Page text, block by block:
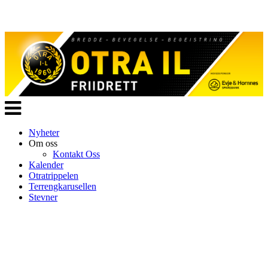
Veksle
navigasjon
Nyheter
Om oss
Kontakt Oss
Kalender
Otratrippelen
Terrengkarusellen
Stevner